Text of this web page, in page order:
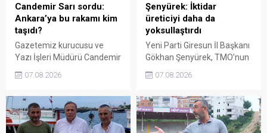
Candemir Sarı sordu:
Ankara’ya bu rakamı kim
taşıdı?
Gazetemiz kurucusu ve
Yazı İşleri Müdürü Candemir
tartışmalarını köşesine
300 liraya ulaştığı bir
dönemde Ankara’ya 240
liralık fiyat teklifi
07.08.2026
Şenyürek: İktidar
üreticiyi daha da
yoksullaştırdı
Yeni Parti Giresun İl Başkanı
Gökhan Şenyürek, TMO’nun
açıkladığı 255 liralık fiyatı
nitelendirdi. Artışın yıllık
enflasyonun altında kaldığını
belirten Şenyürek, kararın
07.08.2026